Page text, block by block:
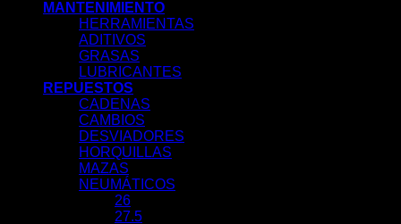
MANTENIMIENTO
HERRAMIENTAS
ADITIVOS
GRASAS
LUBRICANTES
REPUESTOS
CADENAS
CAMBIOS
DESVIADORES
HORQUILLAS
MAZAS
NEUMÁTICOS
26
27.5